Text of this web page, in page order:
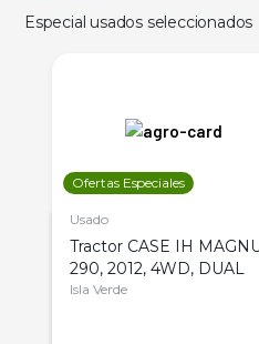
Especial usados seleccionados
Ofertas Especiales
Usado
Tractor CASE IH
290, 2012, 4WD, DUAL
Isla Verde